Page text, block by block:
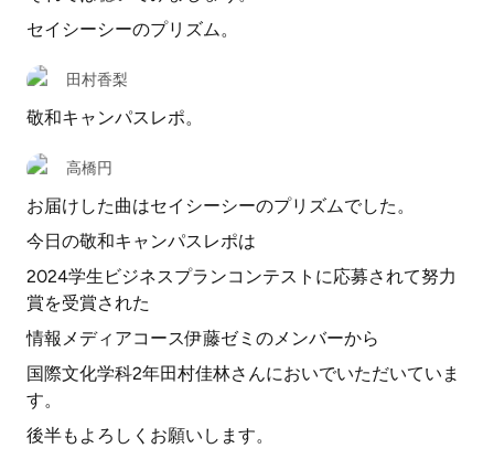
セイシーシーのプリズム。
田村香梨
敬和キャンパスレポ。
高橋円
お届けした曲はセイシーシーのプリズムでした。
今日の敬和キャンパスレポは
2024学生ビジネスプランコンテストに応募されて努力
賞を受賞された
情報メディアコース伊藤ゼミのメンバーから
国際文化学科2年田村佳林さんにおいでいただいていま
す。
後半もよろしくお願いします。